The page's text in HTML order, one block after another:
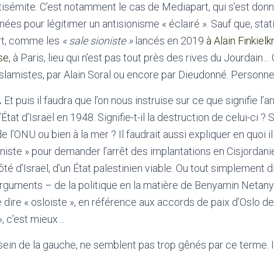
C’est notamment le cas de Mediapart, qui s’est
pour légitimer un antisionisme « éclairé ». Sauf que,
comme les « sale sioniste »lancés en 2019 à Alain
à Paris, lieu qui n’est pas tout près des rives du Jourdain…
par Alain Soral ou encore par Dieudonné.
Et puis il faudra que l’on nous instruise sur ce que signifie
d’Israël en 1948. Signifie-t-il la destruction de celui-ci ?
l’ONU ou bien à la mer ? Il faudrait aussi expliquer en quoi
» pour demander l’arrêt des implantations en
d’Israël, d’un État palestinien viable. Ou tout simplement
– de la politique en la matière de Benyamin
dire « osloiste », en référence aux accords de paix d’Oslo
c’est mieux…
de la gauche, ne semblent pas trop gênés par ce terme.